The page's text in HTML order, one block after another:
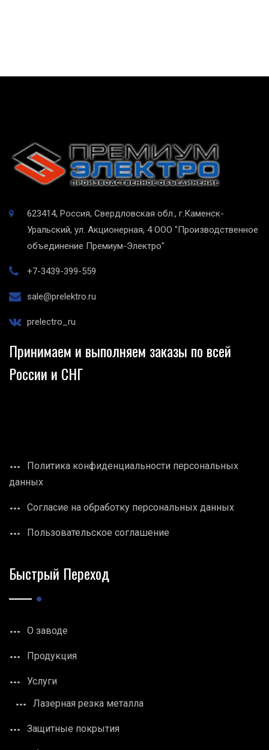
623414, Россия, Свердловская обл., г.Каменск-
Уральский, ул. Акционерная, 4 ООО "Производственное
объединение Премиум-Электро"
+7-3439-399-559
sale@prelektro.ru
prelectro_ru
Принимаем и выполняем заказы по всей
России и СНГ
Политика конфиденциальности персональных
данных
Согласие на обработку персональных данных
Пользовательское соглашение
Быстрый Переход
О заводе
Продукция
Услуги
Лазерная резка металла
Защитные покрытия